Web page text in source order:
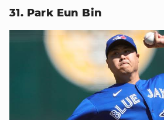
31. Park Eun Bin